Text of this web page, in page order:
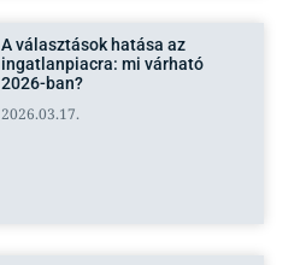
A választások hatása az
ingatlanpiacra: mi várható
2026-ban?
2026.03.17.